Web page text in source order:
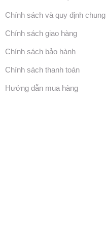
Chính sách và quy định chung
Chính sách giao hàng
Chính sách bảo hành
Chính sách thanh toán
Hướng dẫn mua hàng